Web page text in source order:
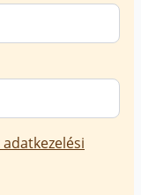
adatkezelési